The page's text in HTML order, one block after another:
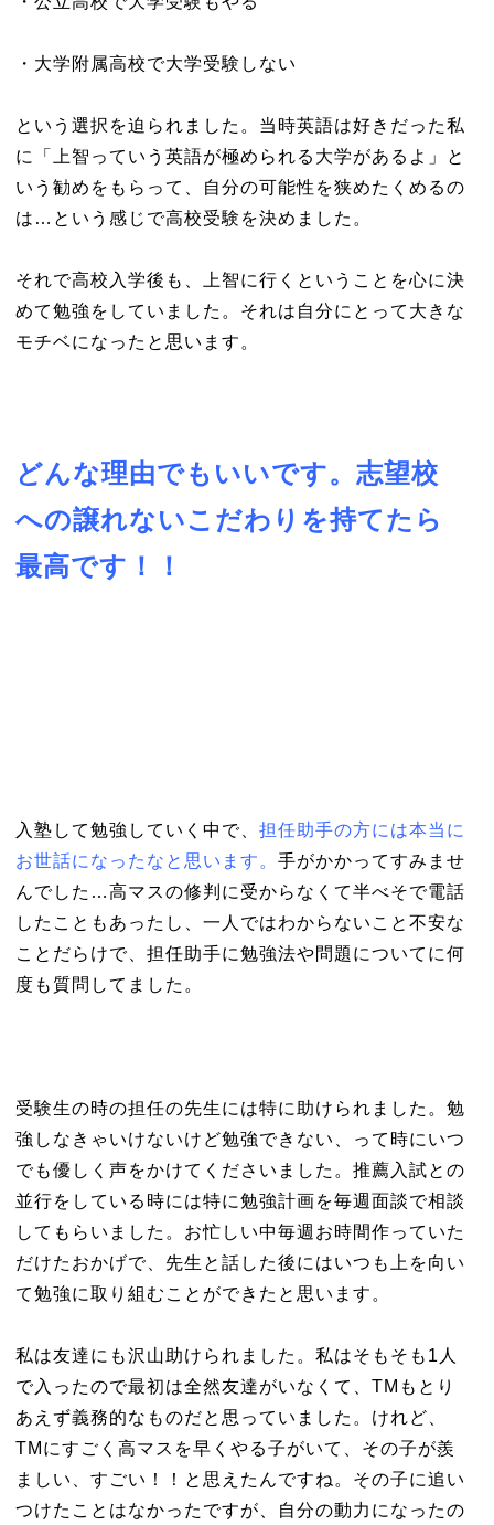
・大学附属高校で大学受験しない
という選択を迫られました。当時英語は好きだった私
に「上智っていう英語が極められる大学があるよ」と
いう勧めをもらって、自分の可能性を狭めたくめるの
は…という感じで高校受験を決めました。
それで高校入学後も、上智に行くということを心に決
めて勉強をしていました。それは自分にとって大きな
モチベになったと思います。
どんな理由でもいいです。志望校
への譲れないこだわりを持てたら
最高です！！
入塾して勉強していく中で、 担任助手の方には本当に
お世話になったなと思います。 手がかかってすみませ
んでした…高マスの修判に受からなくて半べそで電話
したこともあったし、一人ではわからないこと不安な
ことだらけで、担任助手に勉強法や問題についてに何
度も質問してました。
受験生の時の担任の先生には特に助けられました。勉
強しなきゃいけないけど勉強できない、って時にいつ
でも優しく声をかけてくださいました。推薦入試との
並行をしている時には特に勉強計画を毎週面談で相談
してもらいました。お忙しい中毎週お時間作っていた
だけたおかげで、先生と話した後にはいつも上を向い
て勉強に取り組むことができたと思います。
私は友達にも沢山助けられました。私はそもそも1人
で入ったので最初は全然友達がいなくて、TMもとり
あえず義務的なものだと思っていました。けれど、
TMにすごく高マスを早くやる子がいて、その子が羨
ましい、すごい！！と思えたんですね。その子に追い
つけたことはなかったですが、自分の動力になったの